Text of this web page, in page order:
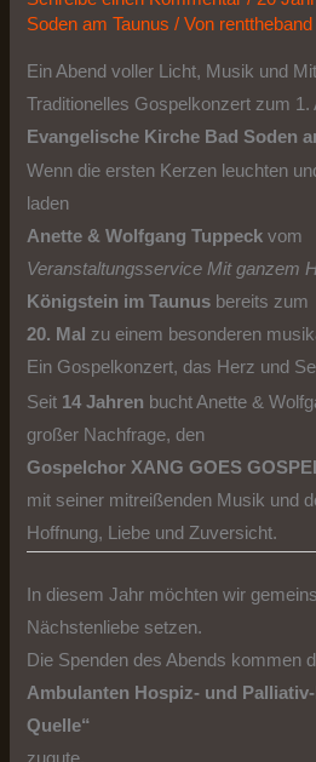
Soden am Taunus / Von renttheband
Ein Abend voller Licht, Musik und
Traditionelles Gospelkonzert zum 1.
Evangelische Kirche Bad Soden
Wenn die ersten Kerzen leuchten
laden
Anette & Wolfgang Tuppeck vom
Veranstaltungsservice Mit ganzem
Königstein im Taunus bereits zum
20. Mal zu einem besonderen
Ein Gospelkonzert, das Herz und
Seit 14 Jahren bucht Anette &
großer Nachfrage, den
Gospelchor XANG GOES
mit seiner mitreißenden Musik und
Hoffnung, Liebe und Zuversicht.
In diesem Jahr möchten wir
Nächstenliebe setzen.
Die Spenden des Abends kommen
Ambulanten Hospiz- und
Quelle“